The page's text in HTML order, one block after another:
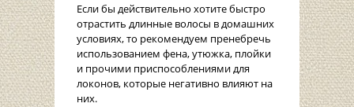
Если бы действительно хотите быстро
отрастить длинные волосы в домашних
условиях, то рекомендуем пренебречь
использованием фена, утюжка, плойки
и прочими приспособлениями для
локонов, которые негативно влияют на
них.